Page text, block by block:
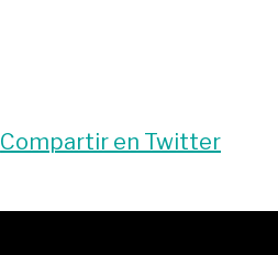
Compartir en Twitter